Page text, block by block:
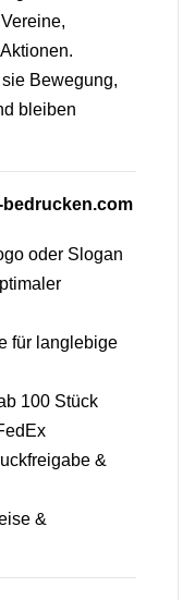
Bewegung,
bleiben
bedrucken.com
oder Slogan
für langlebige
100 Stück
&
&